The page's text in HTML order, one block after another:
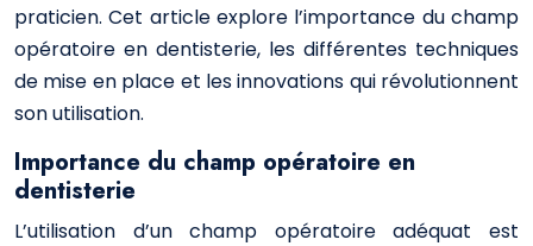
praticien. Cet article explore l’importance du champ
opératoire en dentisterie, les différentes techniques
de mise en place et les innovations qui révolutionnent
son utilisation.
Importance du champ opératoire en
dentisterie
L’utilisation d’un champ opératoire adéquat est